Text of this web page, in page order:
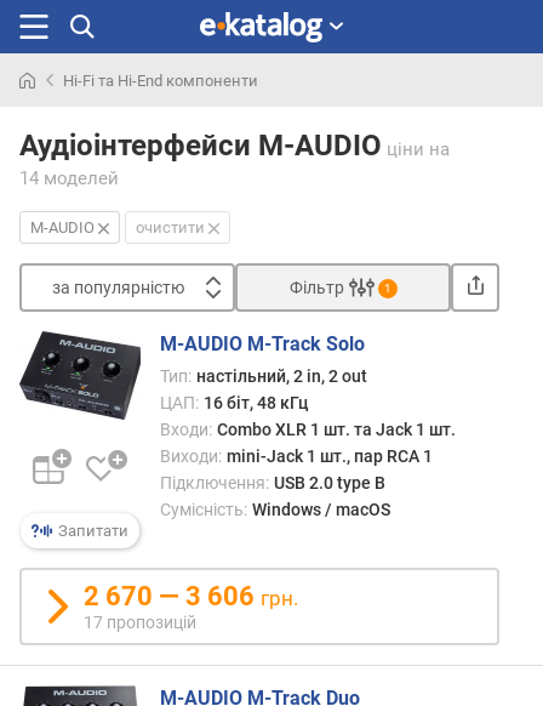
раніше
Hi-Fi та Hi-End компоненти
Аудіоінтерфейси M-AUDIO ціни на
14 моделей
M-AUDIO очистити
за популярністю
з
а
п
п
у
я
р
н
і
с
т
ю
Фільтр 1
Запитати
M-AUDIO M-Track Solo
Тип: настільний, 2 in, 2 out
ЦАП: 16 біт, 48 кГц
Входи: Combo XLR 1 шт. та Jack 1 шт.
Виходи: mini-Jack 1 шт., пар RCA 1
Підключення: USB 2.0 type B
Сумісність: Windows / macOS
2 670 — 3 606 грн.
17 пропозицій
M-AUDIO M-Track Duo